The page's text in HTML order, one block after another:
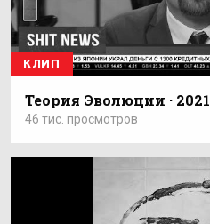
КЛИП
Теория Эволюции · 2021
46 тис. просмотров